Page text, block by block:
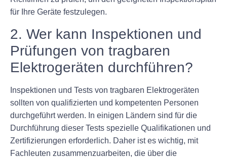
für Ihre Geräte festzulegen.
2. Wer kann Inspektionen und
Prüfungen von tragbaren
Elektrogeräten durchführen?
Inspektionen und Tests von tragbaren Elektrogeräten
sollten von qualifizierten und kompetenten Personen
durchgeführt werden. In einigen Ländern sind für die
Durchführung dieser Tests spezielle Qualifikationen und
Zertifizierungen erforderlich. Daher ist es wichtig, mit
Fachleuten zusammenzuarbeiten, die über die